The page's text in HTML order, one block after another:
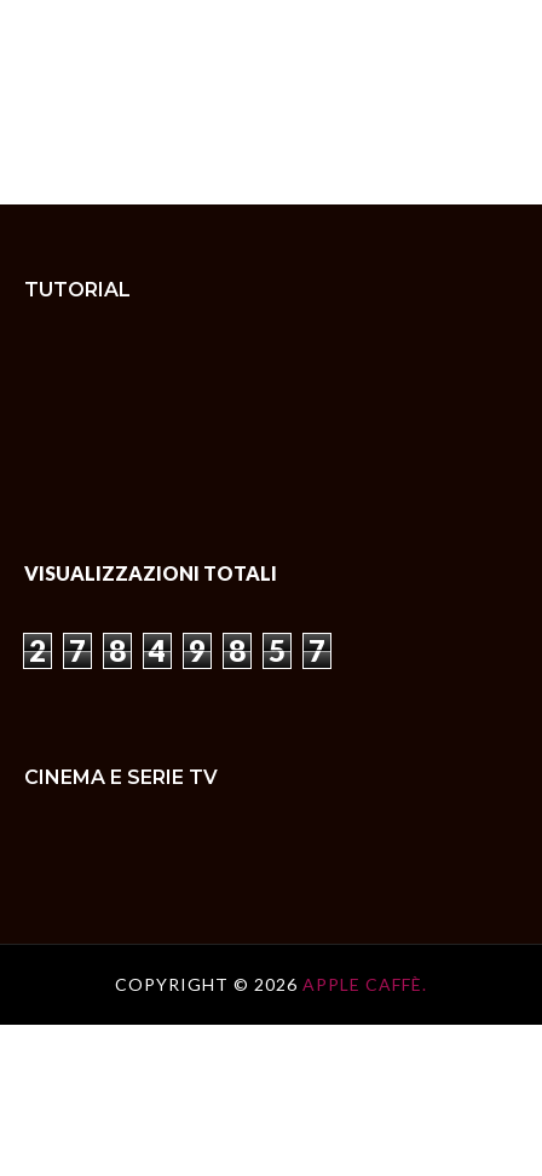
TUTORIAL
VISUALIZZAZIONI TOTALI
2 7 8 4 9 8 5 7
CINEMA E SERIE TV
COPYRIGHT © 2026 APPLE CAFFÈ.